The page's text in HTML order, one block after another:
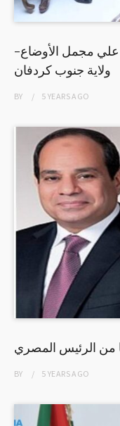
مجمل الأوضاع-
ولاية جنوب كردفان
BY 5 YEARSAGO
من الرئيس المصري
BY 5 YEARSAGO